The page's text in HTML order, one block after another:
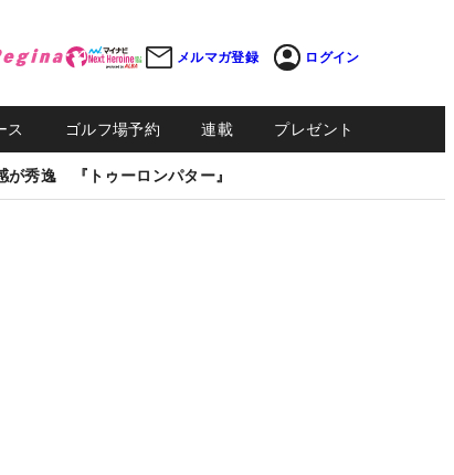
メルマガ登録 ログイン
ス ゴルフ場予約 連載 プレゼント
が秀逸 『トゥーロンパター』